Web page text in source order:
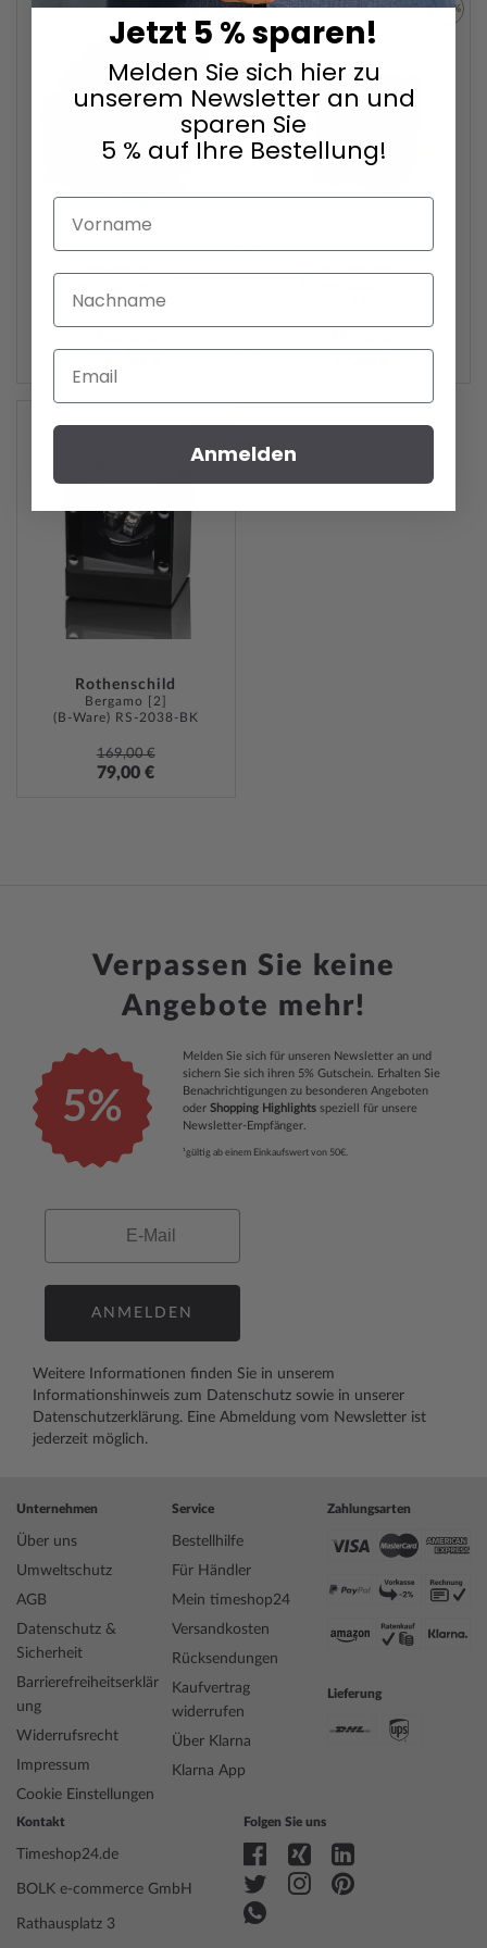
Rothenschild
RS-1011-2EB
-20%
WUNSCHLISTE
HINZUFÜGEN
Rothenschild
-25%
Rothenschild
Bergamo [2]
(B-Ware) RS-2038-BK
169,00 €
79,00 €
-53%
ZUR
Verpassen Sie keine
Angebote mehr!
5%
Melden Sie sich für unseren Newsletter an und
sichern Sie sich ihren 5% Gutschein. Erhalten Sie
Benachrichtigungen zu besonderen Angeboten
oder Shopping Highlights speziell für unsere
Newsletter-Empfänger.
¹gültig ab einem Einkaufswert von 50€.
Email
ANMELDEN
Weitere Informationen finden Sie in unserem
Informationshinweis zum Datenschutz sowie in unserer
Datenschutzerklärung. Eine Abmeldung vom Newsletter ist
jederzeit möglich.
Unternehmen
Über uns
Umweltschutz
AGB
Datenschutz &
Sicherheit
Barrierefreiheitserklär
ung
Widerrufsrecht
Impressum
Cookie Einstellungen
Service
Bestellhilfe
Für Händler
Mein timeshop24
Versandkosten
Rücksendungen
Kaufvertrag
widerrufen
Über Klarna
Klarna App
Zahlungsarten
Lieferung
Kontakt
Timeshop24.de
BOLK e-commerce GmbH
Rathausplatz 3
Folgen Sie uns
Jetzt 5 % sparen!
Melden Sie sich hier zu
unserem Newsletter an und
sparen Sie
5 % auf Ihre Bestellung!
Vorname
Nachname
Email
Anmelden